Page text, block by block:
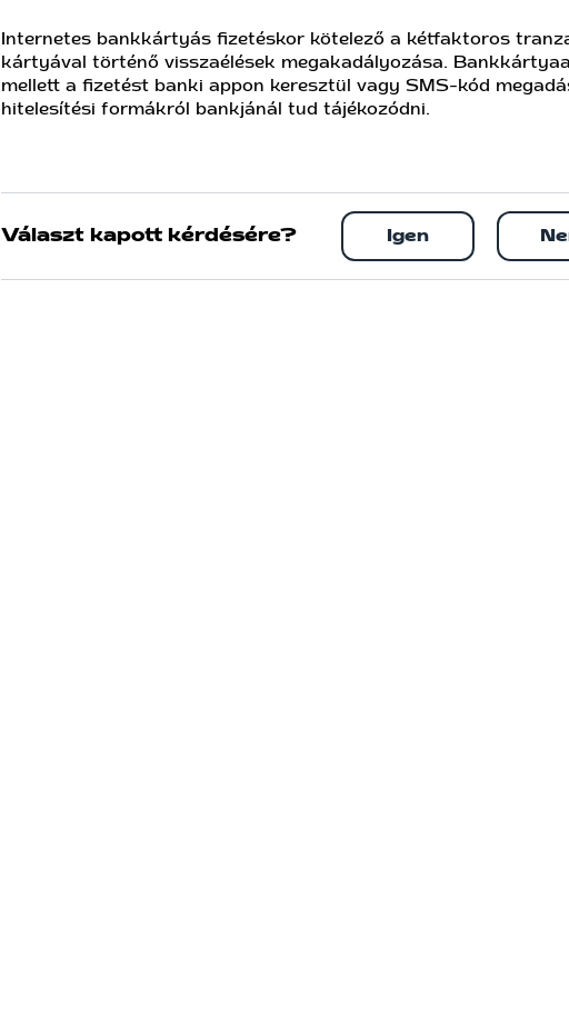
Internetes bankkártyás fizetéskor kötelező a kétfaktoros
kártyával történő visszaélések megakadályozása.
mellett a fizetést banki appon keresztül vagy SMS-kód
hitelesítési formákról bankjánál tud tájékozódni.
Választ kapott kérdésére? Igen